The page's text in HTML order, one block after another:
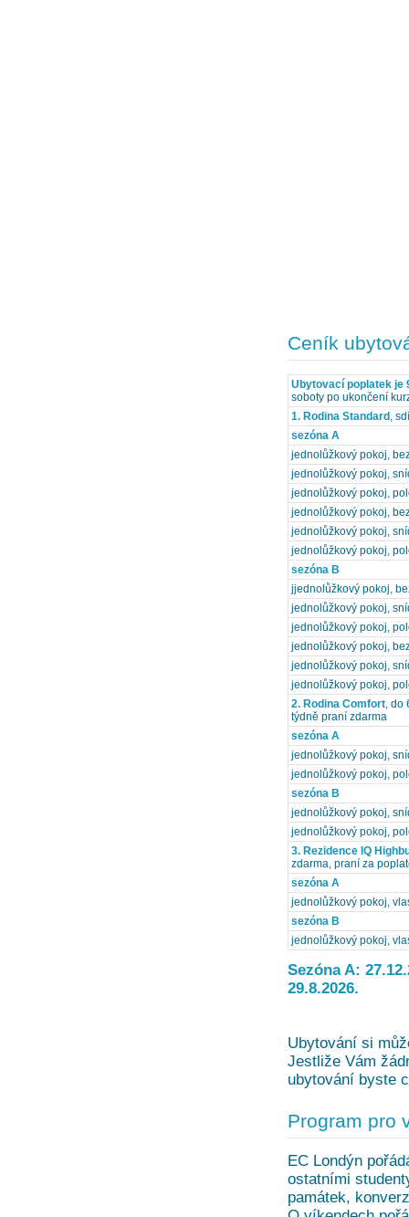
Ceník
Ubytovací poplatek je
soboty po ukončení
1. Rodina Standard ,
sezóna A
jednolůžkový pokoj,
jednolůžkový pokoj,
jednolůžkový pokoj,
jednolůžkový pokoj,
jednolůžkový pokoj,
jednolůžkový pokoj,
sezóna B
jjednolůžkový pokoj,
jednolůžkový pokoj,
jednolůžkový pokoj,
jednolůžkový pokoj,
jednolůžkový pokoj,
jednolůžkový pokoj,
2. Rodina Comfort, do
týdně praní zdarma
sezóna A
jednolůžkový pokoj,
jednolůžkový pokoj,
sezóna B
jednolůžkový pokoj,
jednolůžkový pokoj,
3. Rezidence IQ
zdarma, praní za
sezóna A
jednolůžkový pokoj,
sezóna B
jednolůžkový pokoj,
Sezóna A:
29.8.2026.
Ubytování si
Jestliže Vám
ubytování byste
Program pro
EC Londýn
ostatními
památek,